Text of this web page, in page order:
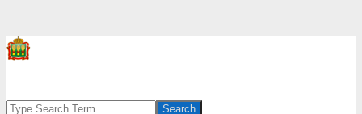
Search